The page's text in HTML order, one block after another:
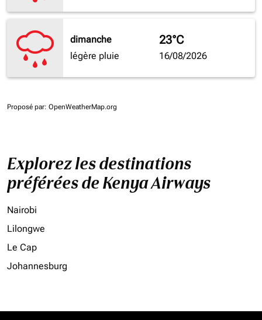
dimanche
légère pluie
23°C
16/08/2026
Proposé par: OpenWeatherMap.org
Explorez les destinations
préférées de Kenya Airways
Nairobi
Lilongwe
Le Cap
Johannesburg